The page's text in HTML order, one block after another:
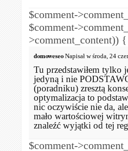
$comment-
$comment-
>comment_content))
domoweseo Napisał w środa, 24
Tu przedstawiłem tylko
jedyną i nie
(poradniku) zresztą
optymalizacja to
nic oczywiście nie da,
mało wartościowej
znaleźć wyjątki od tej
$comment-